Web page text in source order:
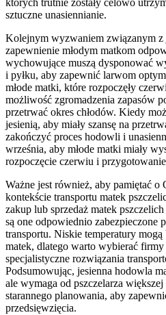
których trutnie zostały celowo
sztuczne unasiennianie.
Kolejnym wyzwaniem związanym z
zapewnienie młodym matkom
wychowujące muszą dysponować
i pyłku, aby zapewnić larwom
młode matki, które rozpoczęły
możliwość zgromadzenia zapasów
przetrwać okres chłodów. Kiedy
jesienią, aby miały szansę na
zakończyć proces hodowli i
września, aby młode matki miały
rozpoczęcie czerwiu i
Ważne jest również, aby pamiętać o
kontekście transportu matek
zakup lub sprzedaż matek
są one odpowiednio zabezpieczone
transportu. Niskie temperatury mogą
matek, dlatego warto wybierać
specjalistyczne rozwiązania
Podsumowując, jesienna hodowla
ale wymaga od pszczelarza
starannego planowania, aby
przedsięwzięcia.